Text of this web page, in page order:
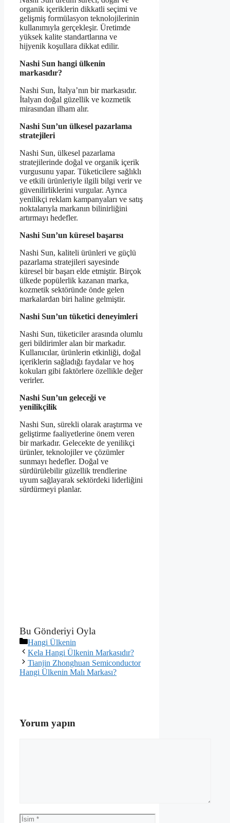
organik içeriklerin dikkatli seçimi ve
gelişmiş formülasyon teknolojilerinin
kullanımıyla gerçekleşir. Üretimde
yüksek kalite standartlarına ve
hijyenik koşullara dikkat edilir.
Nashi Sun hangi ülkenin
markasıdır?
Nashi Sun, İtalya’nın bir markasıdır.
İtalyan doğal güzellik ve kozmetik
mirasından ilham alır.
Nashi Sun’un ülkesel pazarlama
stratejileri
Nashi Sun, ülkesel pazarlama
stratejilerinde doğal ve organik içerik
vurgusunu yapar. Tüketicilere sağlıklı
ve etkili ürünleriyle ilgili bilgi verir ve
güvenilirliklerini vurgular. Ayrıca
yenilikçi reklam kampanyaları ve satış
noktalarıyla markanın bilinirliğini
artırmayı hedefler.
Nashi Sun’un küresel başarısı
Nashi Sun, kaliteli ürünleri ve güçlü
pazarlama stratejileri sayesinde
küresel bir başarı elde etmiştir. Birçok
ülkede popülerlik kazanan marka,
kozmetik sektöründe önde gelen
markalardan biri haline gelmiştir.
Nashi Sun’un tüketici deneyimleri
Nashi Sun, tüketiciler arasında olumlu
geri bildirimler alan bir markadır.
Kullanıcılar, ürünlerin etkinliği, doğal
içeriklerin sağladığı faydalar ve hoş
kokuları gibi faktörlere özellikle değer
verirler.
Nashi Sun’un geleceği ve
yenilikçilik
Nashi Sun, sürekli olarak araştırma ve
geliştirme faaliyetlerine önem veren
bir markadır. Gelecekte de yenilikçi
ürünler, teknolojiler ve çözümler
sunmayı hedefler. Doğal ve
sürdürülebilir güzellik trendlerine
uyum sağlayarak sektördeki liderliğini
sürdürmeyi planlar.
Bu Gönderiyi Oyla
Kategoriler
Hangi Ülkenin
Kela Hangi Ülkenin Markasıdır?
Tianjin Zhonghuan Semiconductor
Hangi Ülkenin Malı Markası?
Yorum yapın
İsim